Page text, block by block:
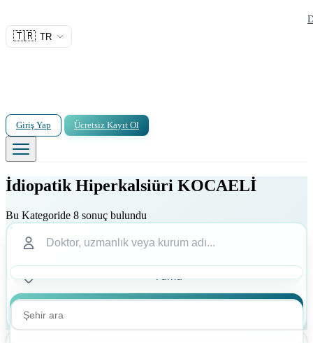
🇹🇷 TR
Giriş Yap Ücretsiz Kayıt Ol
İdiopatik Hiperkalsiüri KOCAELİ
Bu Kategoride 8 sonuç bulundu